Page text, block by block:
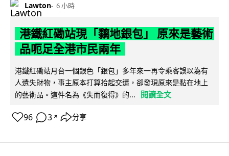
Lawton 6 小時
港鐵紅磡站現「黐地銀包」 原來是藝術
品呃足全港市民兩年
港鐵紅磡站月台一個銀色「銀包」多年來一再令乘客誤以為有
人遺失財物，事主原本打算拾起交還，卻發現原來是黏在地上
的藝術品。這件名為《失而復得》的...
閱讀全文
96 3 ↗ 分享